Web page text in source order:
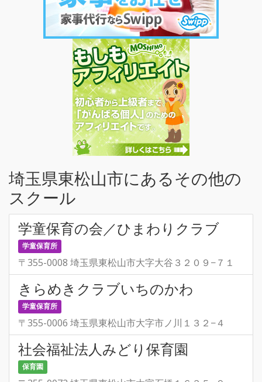
埼玉県東松山市にあるその他の
スクール
学童保育の会／ひまわりクラブ
学童保育所
〒355-0008 埼玉県東松山市大字大谷３２０９−７１
きらめきクラブいちのかわ
学童保育所
〒355-0006 埼玉県東松山市大字市ノ川１３２−４
社会福祉法人みどり保育園
保育園